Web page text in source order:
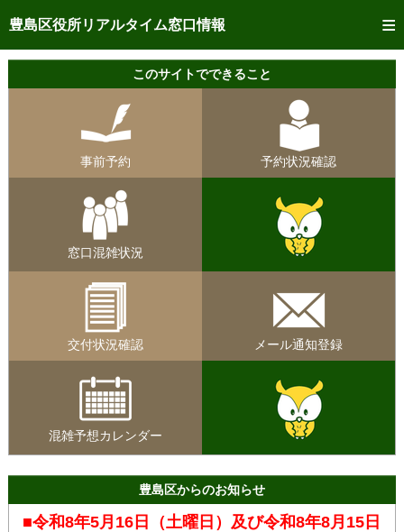
豊島区役所リアルタイム窓口情報
トップページへ
ご利用方法
予約状況確認
リアルタイム
混雑予想カレンダー
このサイトでできること
事前予約 予約状況確認
窓口混雑状況
交付状況確認 メール通知登録
混雑予想カレンダー
豊島区からのお知らせ
■令和8年5月16日（土曜日）及び令和8年8月15日